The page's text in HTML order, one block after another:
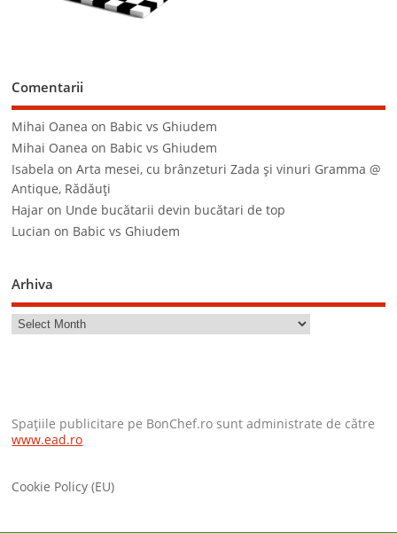
Comentarii
Mihai Oanea on Babic vs Ghiudem
Mihai Oanea on Babic vs Ghiudem
Isabela onArta mesei, cu brânzeturi Zada şi vinuri Gramma @
Antique, Rădăuţi
Hajar on Unde bucătarii devin bucătari de top
Lucian on Babic vs Ghiudem
Arhiva
Spaţiile publicitare pe BonChef.ro sunt administrate de către
www.ead.ro
Cookie Policy (EU)